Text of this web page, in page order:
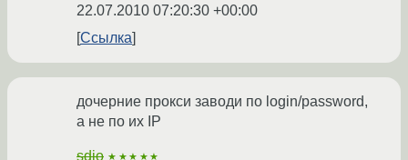
22.07.2010 07:20:30 +00:00
Ссылка
дочерние прокси заводи по login/password,
а не по их IP
sdio ★★★★★